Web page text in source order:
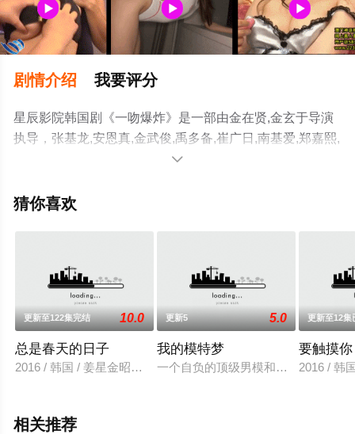
剧情介绍 我要评分
星辰影院韩国剧《一吻爆炸》是一部由金在贤,金玄于导演
执导，张基龙,安恩真,金武俊,禹多备,崔广日,南基爱,郑嘉熙,
车美京,金秀雅,崔子允,徐尚沅,徐正妍,定桓,朴智娥,郑秀英,
剧，大结局剧情已揭晓（完结），手机免费观看高清无删

猜你喜欢
更新至122集完结 10.0
总是春天的日子
2016 / 韩国 / 姜星金昭惠权贤尚金敏京
更新5 5.0
我的模特梦
一个自负的顶级男模和一个梦想成为
更新至12集
要触摸你
2016 / 韩
相关推荐